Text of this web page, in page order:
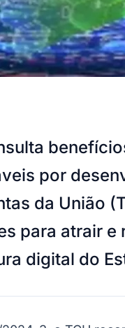
por
da União
para atrair
digital do